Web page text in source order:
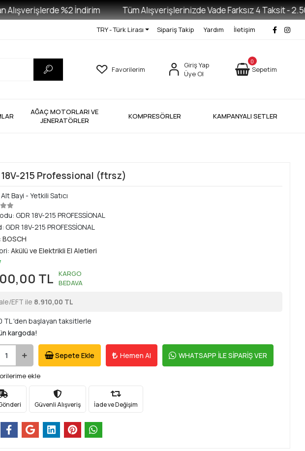
%2 İndirim Tüm Alışverişlerinizde Vade Farksız 4 Taksit -
TRY - Türk Lirası Sipariş Takip Yardım İletişim
Favorilerim
Giriş Yap
Üye Ol
0
Sepetim
AĞAÇ MOTORLARI VE
JENERATÖRLER
KOMPRESÖRLER KAMPANYALI SETLER
18V-215 Professional (ftrsz)
Bayi - Yetkili Satıcı
GDR 18V-215 PROFESSİONAL
GDR 18V-215 PROFESSİONAL
BOSCH
Akülü ve Elektrikli El Aletleri
TL
KARGO
BEDAVA
EFT ile 8.910,00 TL
TL 'den başlayan taksitlerle
kargoda!
Sepete Ekle Hemen Al WHATSAPP İLE SİPARİŞ VER
ekle
Güvenli Alışveriş İade ve Değişim